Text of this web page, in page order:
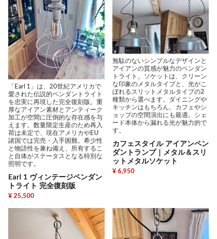
「Earl 1」は、20世紀アメリカで
愛された伝説的ペンダントライト
を忠実に再現した完全復刻版。重
厚なアイアン素材とアンティーク
加工が空間に圧倒的な存在感を与
えます。数量限定生産のため再入
荷は未定で、現在アメリカやEU
諸国では完売・入手困難。希少性
と物語性を兼ね備え、所有するこ
と自体がステータスとなる特別な
照明です。
Earl 1 ヴィンテージペンダン
トライト 完全復刻版
¥ 25,500
無駄のないシンプルなデザインと
アイアンの質感が魅力のペンダン
トライト。ソケットは、クリーン
な印象のメタルタイプと、光がこ
ぼれるスリットメタルタイプの2
種類から選べます。ダイニングや
キッチンはもちろん、カフェやシ
ョップの空間演出にも最適。シェ
ード本体から漏れる光が魅力的で
す。
カフェスタイル アイアンペン
ダントランプ｜メタル＆スリ
ットメタルソケット
¥ 6,950